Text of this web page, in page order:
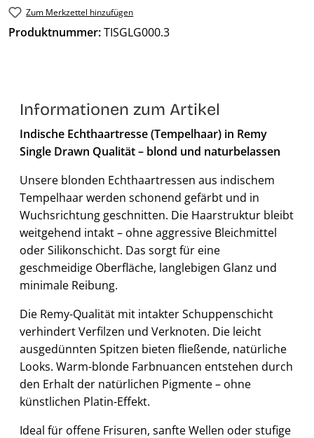
Zum Merkzettel hinzufügen
Produktnummer:TISGLG000.3
Informationen zum Artikel
Indische Echthaartresse (Tempelhaar) in Remy
Single Drawn Qualität – blond und naturbelassen
Unsere blonden Echthaartressen aus indischem
Tempelhaar werden schonend gefärbt und in
Wuchsrichtung geschnitten. Die Haarstruktur bleibt
weitgehend intakt – ohne aggressive Bleichmittel
oder Silikonschicht. Das sorgt für eine
geschmeidige Oberfläche, langlebigen Glanz und
minimale Reibung.
Die Remy-Qualität mit intakter Schuppenschicht
verhindert Verfilzen und Verknoten. Die leicht
ausgedünnten Spitzen bieten fließende, natürliche
Looks. Warm-blonde Farbnuancen entstehen durch
den Erhalt der natürlichen Pigmente – ohne
künstlichen Platin-Effekt.
Ideal für offene Frisuren, sanfte Wellen oder stufige